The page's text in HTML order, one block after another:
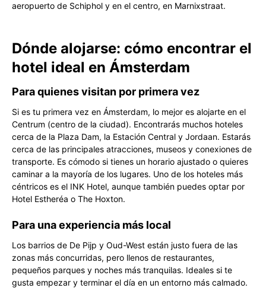
aeropuerto de Schiphol y en el centro, en Marnixstraat.
Dónde alojarse: cómo encontrar el
hotel ideal en Ámsterdam
Para quienes visitan por primera vez
Si es tu primera vez en Ámsterdam, lo mejor es alojarte en el
Centrum (centro de la ciudad). Encontrarás muchos hoteles
cerca de la Plaza Dam, la Estación Central y Jordaan. Estarás
cerca de las principales atracciones, museos y conexiones de
transporte. Es cómodo si tienes un horario ajustado o quieres
caminar a la mayoría de los lugares. Uno de los hoteles más
céntricos es el INK Hotel, aunque también puedes optar por
Hotel Estheréa o The Hoxton.
Para una experiencia más local
Los barrios de De Pijp y Oud-West están justo fuera de las
zonas más concurridas, pero llenos de restaurantes,
pequeños parques y noches más tranquilas. Ideales si te
gusta empezar y terminar el día en un entorno más calmado.